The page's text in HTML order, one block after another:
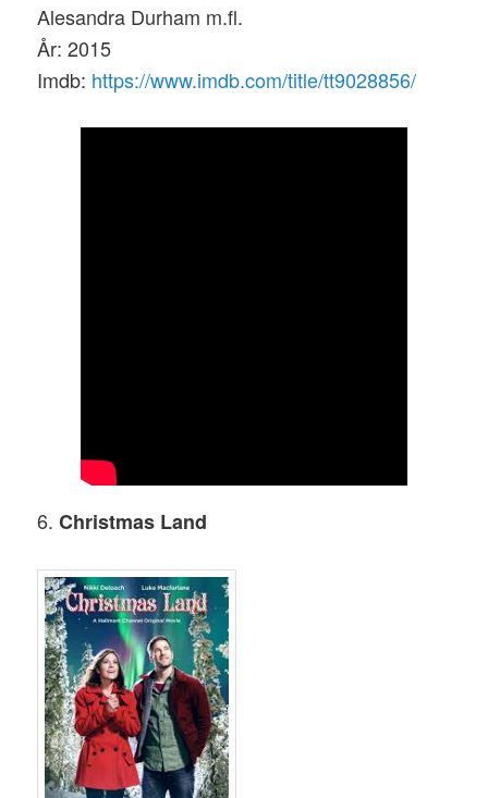
Alesandra Durham m.fl.
År: 2015
Imdb: https://www.imdb.com/title/tt9028856/
6.Christmas Land